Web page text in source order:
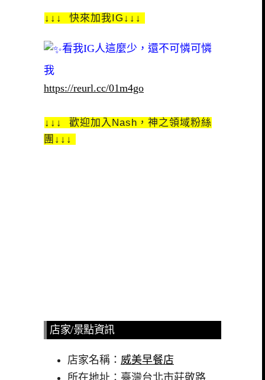
↓↓↓ 快來加我IG↓↓↓
看我IG人這麼少，還不可憐可憐
我
https://reurl.cc/01m4go
↓↓↓ 歡迎加入Nash，神之領域粉絲
團↓↓↓
店家/景點資訊
店家名稱： 威美早餐店